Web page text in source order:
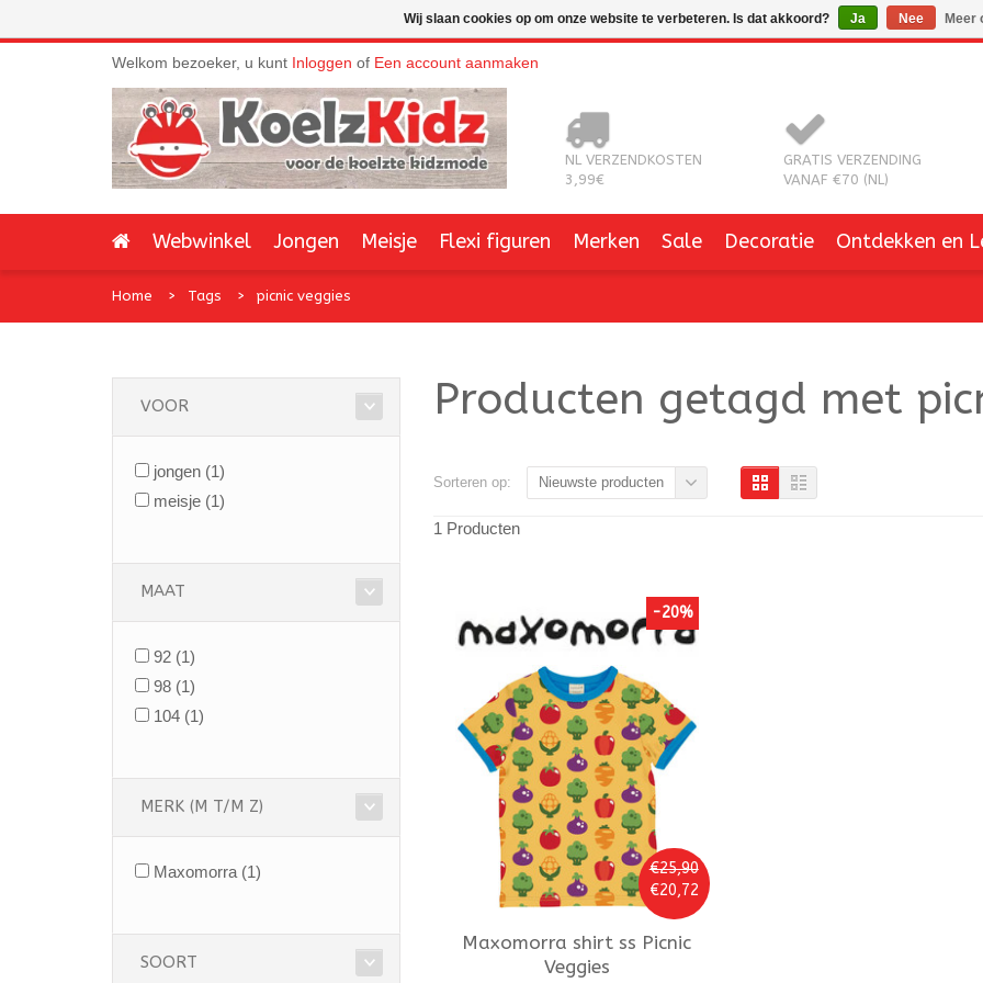
Welkom bezoeker, u kunt Inloggen of Een account aanmaken
NL VERZENDKOSTEN
3,99€
GRATIS VERZENDING
VANAF €70 (NL)
Webwinkel Jongen Meisje Flexi figuren Merken Sale Decoratie Ontdekken en
Home Tags picnic veggies
VOOR
jongen (1)
meisje (1)
MAAT
92 (1)
98 (1)
104 (1)
MERK (M T/M Z)
Maxomorra (1)
SOORT
Producten getagd met
Sorteren op: Nieuwste producten
1 Producten
€25,90
€20,72
-20%
Maxomorra shirt ss Picnic
Veggies
Wij slaan cookies op om onze website te verbeteren. Is dat akkoord? Ja Nee Meer